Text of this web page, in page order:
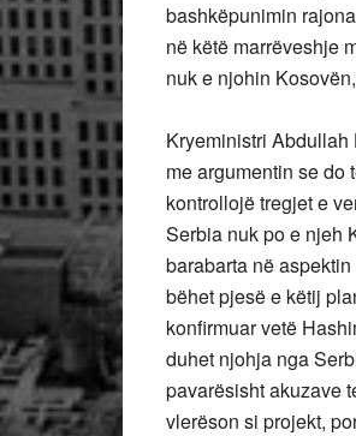
bashkëpunimin
në këtë marrëveshje
nuk e njohin
Kryeministri
me argumentin se
kontrollojë tregjet e
Serbia nuk po e njeh
barabarta në
bëhet pjesë e këtij
konfirmuar vetë
duhet njohja nga
pavarësisht akuzave
vlerëson si projekt,